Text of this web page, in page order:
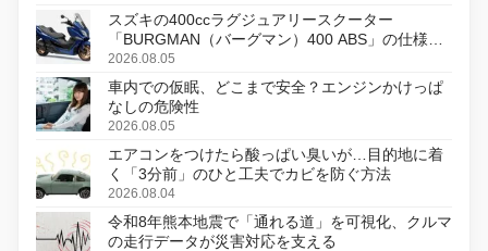
スズキの400ccラグジュアリースクーター
「BURGMAN（バーグマン）400 ABS」の仕様を
変更し、8月18日に発売
2026.08.05
車内での仮眠、どこまで安全？エンジンかけっぱ
なしの危険性
2026.08.05
エアコンをつけたら酸っぱい臭いが…目的地に着
く「3分前」のひと工夫でカビを防ぐ方法
2026.08.04
令和8年熊本地震で「通れる道」を可視化、クルマ
の走行データが災害対応を支える